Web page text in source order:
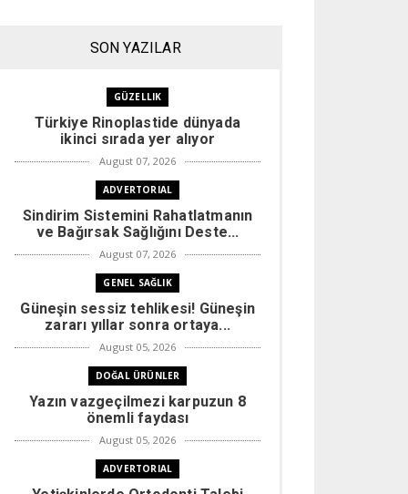
SON YAZILAR
GÜZELLIK
Türkiye Rinoplastide dünyada
ikinci sırada yer alıyor
August 07, 2026
ADVERTORIAL
Sindirim Sistemini Rahatlatmanın
ve Bağırsak Sağlığını Deste...
August 07, 2026
GENEL SAĞLIK
Güneşin sessiz tehlikesi! Güneşin
zararı yıllar sonra ortaya...
August 05, 2026
DOĞAL ÜRÜNLER
Yazın vazgeçilmezi karpuzun 8
önemli faydası
August 05, 2026
ADVERTORIAL